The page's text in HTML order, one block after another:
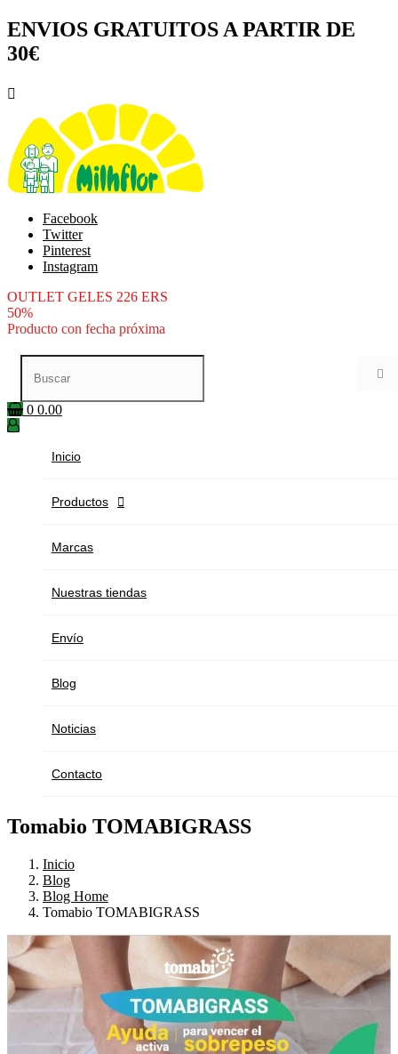
ENVIOS GRATUITOS A PARTIR DE
30€

Facebook
Twitter
Pinterest
Instagram
OUTLET GELES 226 ERS
50%
Producto con fecha próxima

0 0.00
Inicio
Productos 
Marcas
Nuestras tiendas
Envío
Blog
Noticias
Contacto
Tomabio TOMABIGRASS
Inicio
Blog
Blog Home
Tomabio TOMABIGRASS